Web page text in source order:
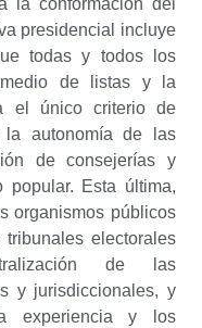
la conformación del
presidencial incluye
todas y todos los
medio de listas y la
el único criterio de
la autonomía de las
de consejerías y
popular. Esta última,
organismos públicos
electorales
de las
y jurisdiccionales, y
experiencia y los